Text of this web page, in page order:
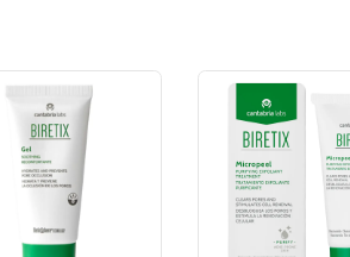
Añadir Añadir